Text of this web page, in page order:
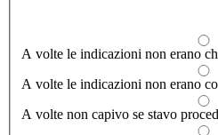
A volte le indicazioni non erano
A volte le indicazioni non erano
A volte non capivo se stavo